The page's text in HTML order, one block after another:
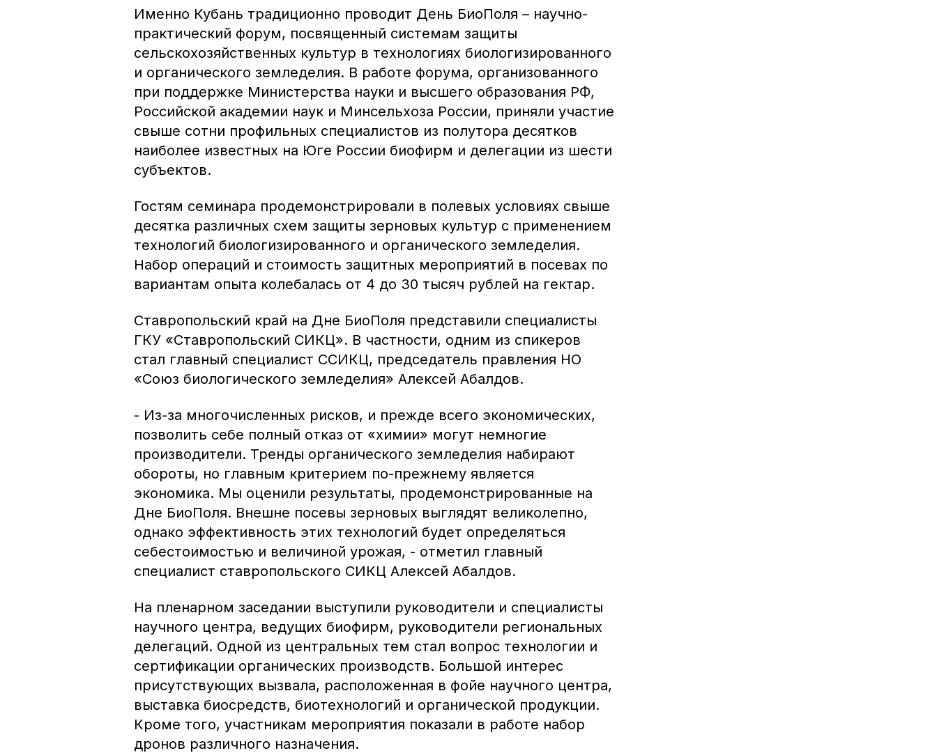
Именно Кубань традиционно проводит День БиоПоля – научно-
практический форум, посвященный системам защиты
сельскохозяйственных культур в технологиях биологизированного
и органического земледелия. В работе форума, организованного
при поддержке Министерства науки и высшего образования РФ,
Российской академии наук и Минсельхоза России, приняли участие
свыше сотни профильных специалистов из полутора десятков
наиболее известных на Юге России биофирм и делегации из шести
субъектов.
Гостям семинара продемонстрировали в полевых условиях свыше
десятка различных схем защиты зерновых культур с применением
технологий биологизированного и органического земледелия.
Набор операций и стоимость защитных мероприятий в посевах по
вариантам опыта колебалась от 4 до 30 тысяч рублей на гектар.
Ставропольский край на Дне БиоПоля представили специалисты
ГКУ «Ставропольский СИКЦ». В частности, одним из спикеров
стал главный специалист ССИКЦ, председатель правления НО
«Союз биологического земледелия» Алексей Абалдов.
- Из-за многочисленных рисков, и прежде всего экономических,
позволить себе полный отказ от «химии» могут немногие
производители. Тренды органического земледелия набирают
обороты, но главным критерием по-прежнему является
экономика. Мы оценили результаты, продемонстрированные на
Дне БиоПоля. Внешне посевы зерновых выглядят великолепно,
однако эффективность этих технологий будет определяться
себестоимостью и величиной урожая, - отметил главный
специалист ставропольского СИКЦ Алексей Абалдов.
На пленарном заседании выступили руководители и специалисты
научного центра, ведущих биофирм, руководители региональных
делегаций. Одной из центральных тем стал вопрос технологии и
сертификации органических производств. Большой интерес
присутствующих вызвала, расположенная в фойе научного центра,
выставка биосредств, биотехнологий и органической продукции.
Кроме того, участникам мероприятия показали в работе набор
дронов различного назначения.